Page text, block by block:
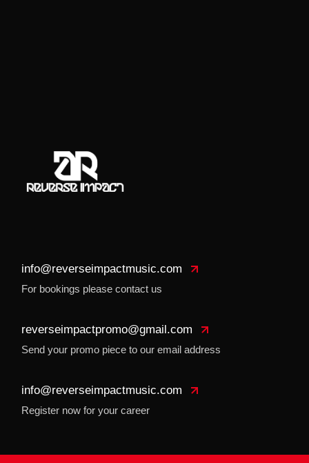
info@reverseimpactmusic.com
For bookings please contact us
reverseimpactpromo@gmail.com
Send your promo piece to our email address
info@reverseimpactmusic.com
Register now for your career